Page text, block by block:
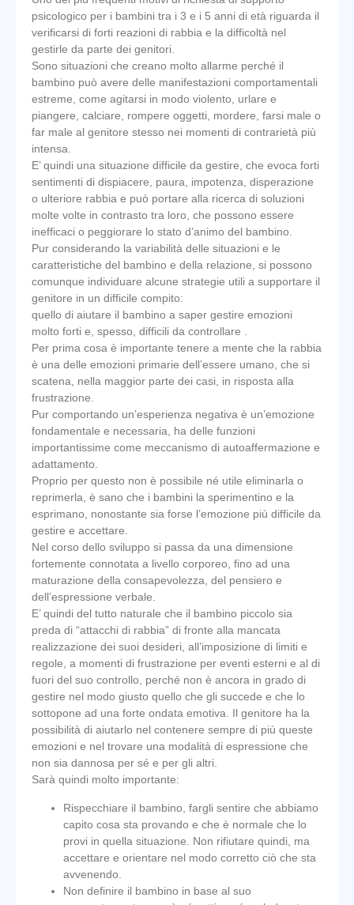
psicologico per i bambini tra i 3 e i 5 anni di età riguarda il
verificarsi di forti reazioni di rabbia e la difficoltà nel
gestirle da parte dei genitori.
Sono situazioni che creano molto allarme perché il
bambino può avere delle manifestazioni comportamentali
estreme, come agitarsi in modo violento, urlare e
piangere, calciare, rompere oggetti, mordere, farsi male o
far male al genitore stesso nei momenti di contrarietà più
intensa.
E’ quindi una situazione difficile da gestire, che evoca forti
sentimenti di dispiacere, paura, impotenza, disperazione
o ulteriore rabbia e può portare alla ricerca di soluzioni
molte volte in contrasto tra loro, che possono essere
inefficaci o peggiorare lo stato d’animo del bambino.
Pur considerando la variabilità delle situazioni e le
caratteristiche del bambino e della relazione, si possono
comunque individuare alcune strategie utili a supportare il
genitore in un difficile compito:
quello di aiutare il bambino a saper gestire emozioni
molto forti e, spesso, difficili da controllare .
Per prima cosa è importante tenere a mente che la rabbia
è una delle emozioni primarie dell’essere umano, che si
scatena, nella maggior parte dei casi, in risposta alla
frustrazione.
Pur comportando un’esperienza negativa è un’emozione
fondamentale e necessaria, ha delle funzioni
importantissime come meccanismo di autoaffermazione e
adattamento.
Proprio per questo non è possibile né utile eliminarla o
reprimerla, è sano che i bambini la sperimentino e la
esprimano, nonostante sia forse l’emozione più difficile da
gestire e accettare.
Nel corso dello sviluppo si passa da una dimensione
fortemente connotata a livello corporeo, fino ad una
maturazione della consapevolezza, del pensiero e
dell’espressione verbale.
E’ quindi del tutto naturale che il bambino piccolo sia
preda di “attacchi di rabbia” di fronte alla mancata
realizzazione dei suoi desideri, all’imposizione di limiti e
regole, a momenti di frustrazione per eventi esterni e al di
fuori del suo controllo, perché non è ancora in grado di
gestire nel modo giusto quello che gli succede e che lo
sottopone ad una forte ondata emotiva. Il genitore ha la
possibilità di aiutarlo nel contenere sempre di più queste
emozioni e nel trovare una modalità di espressione che
non sia dannosa per sé e per gli altri.
Sarà quindi molto importante:
Rispecchiare il bambino, fargli sentire che abbiamo
capito cosa sta provando e che è normale che lo
provi in quella situazione. Non rifiutare quindi, ma
accettare e orientare nel modo corretto ciò che sta
avvenendo.
Non definire il bambino in base al suo